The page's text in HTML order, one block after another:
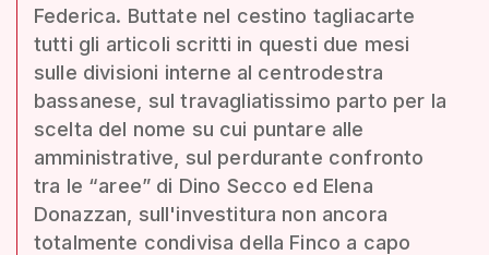
Federica. Buttate nel cestino tagliacarte
tutti gli articoli scritti in questi due mesi
sulle divisioni interne al centrodestra
bassanese, sul travagliatissimo parto per la
scelta del nome su cui puntare alle
amministrative, sul perdurante confronto
tra le “aree” di Dino Secco ed Elena
Donazzan, sull'investitura non ancora
totalmente condivisa della Finco a capo